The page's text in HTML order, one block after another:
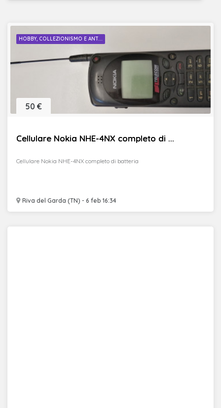
HOBBY, COLLEZIONISMO E ANT...
Cellulare Nokia NHE-4NX completo di ...
Riva del Garda (TN) - 6 feb 16:34
50 €
Cellulare Nokia NHE-4NX completo di batteria